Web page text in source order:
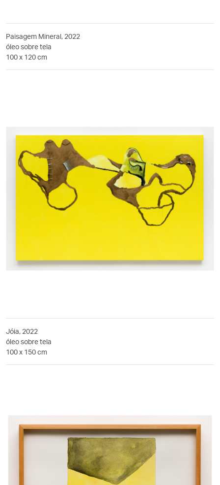
Paisagem Mineral, 2022
óleo sobre tela
100 x 120 cm
Jóia, 2022
óleo sobre tela
100 x 150 cm